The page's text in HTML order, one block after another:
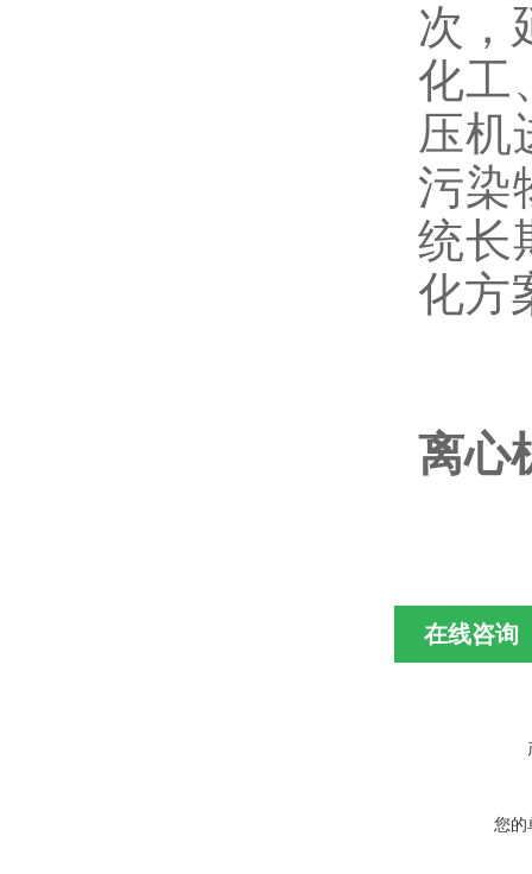
次，
化工
压机
污染
统长
化方
离心
在线咨询
您的